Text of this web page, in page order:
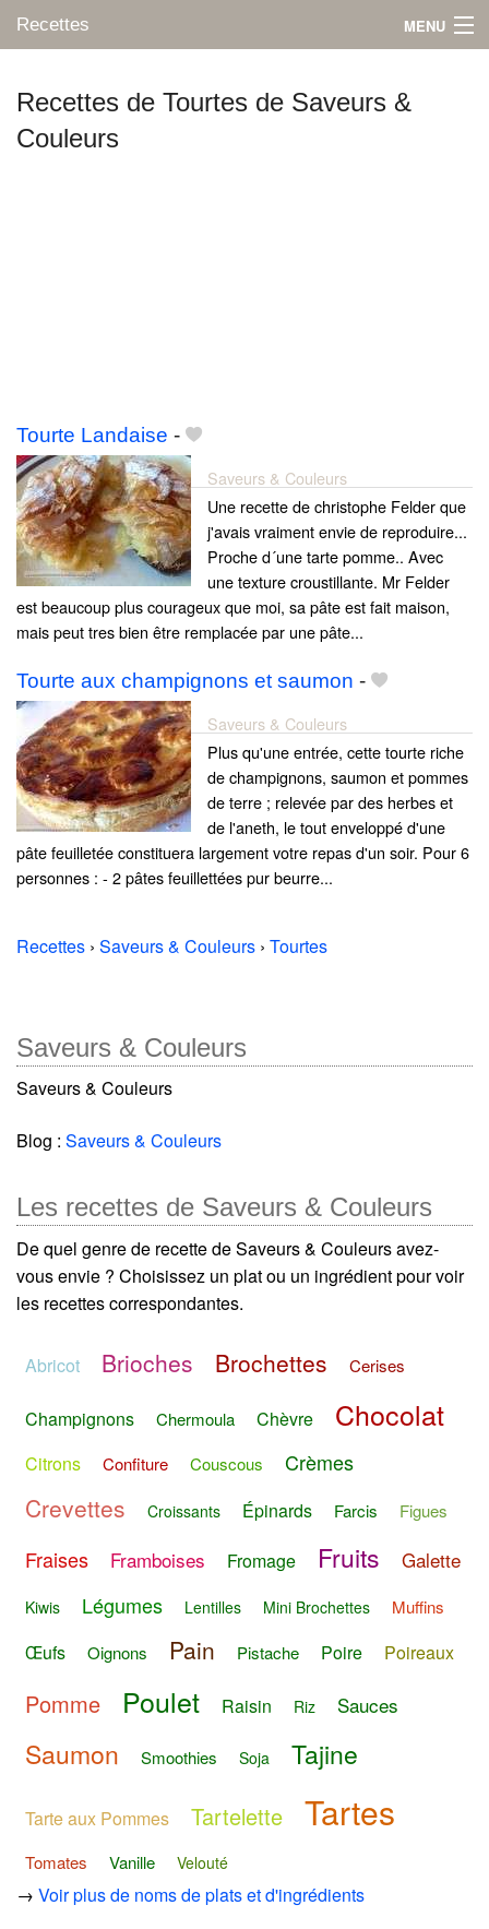
Recettes MENU
Mes blogs préférés
Recettes de Tourtes de Saveurs &
Couleurs
Tourte Landaise -
Saveurs & Couleurs
Une recette de christophe Felder que
j'avais vraiment envie de reproduire...
Proche d´une tarte pomme.. Avec
une texture croustillante. Mr Felder
est beaucoup plus courageux que moi, sa pâte est fait maison,
mais peut tres bien être remplacée par une pâte...
Tourte aux champignons et saumon -
Saveurs & Couleurs
Plus qu'une entrée, cette tourte riche
de champignons, saumon et pommes
de terre ; relevée par des herbes et
de l'aneth, le tout enveloppé d'une
pâte feuilletée constituera largement votre repas d'un soir. Pour 6
personnes : - 2 pâtes feuillettées pur beurre...
Recettes › Saveurs & Couleurs › Tourtes
Saveurs & Couleurs
Saveurs & Couleurs
Blog : Saveurs & Couleurs
Les recettes de Saveurs & Couleurs
De quel genre de recette de Saveurs & Couleurs avez-
vous envie ? Choisissez un plat ou un ingrédient pour voir
les recettes correspondantes.
Abricot Brioches Brochettes Cerises
Champignons Chermoula Chèvre Chocolat
Citrons Confiture Couscous Crèmes
Crevettes Croissants Épinards Farcis Figues
Fraises Framboises Fromage Fruits Galette
Kiwis Légumes Lentilles Mini Brochettes Muffins
Œufs Oignons Pain Pistache Poire Poireaux
Pomme Poulet Raisin Riz Sauces
Saumon Smoothies Soja Tajine
Tarte aux Pommes Tartelette Tartes
Tomates Vanille Velouté
→ Voir plus de noms de plats et d'ingrédients